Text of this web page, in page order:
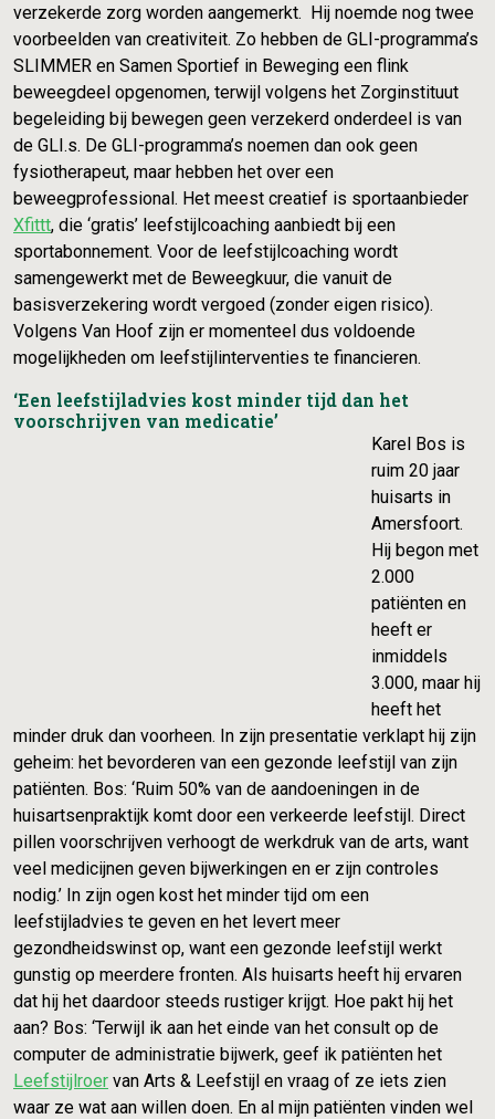
verzekerde zorg worden aangemerkt. Hij noemde nog twee
voorbeelden van creativiteit. Zo hebben de GLI-programma’s
SLIMMER en Samen Sportief in Beweging een flink
beweegdeel opgenomen, terwijl volgens het Zorginstituut
begeleiding bij bewegen geen verzekerd onderdeel is van
de GLI.s. De GLI-programma’s noemen dan ook geen
fysiotherapeut, maar hebben het over een
beweegprofessional. Het meest creatief is sportaanbieder
Xfittt, die ‘gratis’ leefstijlcoaching aanbiedt bij een
sportabonnement. Voor de leefstijlcoaching wordt
samengewerkt met de Beweegkuur, die vanuit de
basisverzekering wordt vergoed (zonder eigen risico).
Volgens Van Hoof zijn er momenteel dus voldoende
mogelijkheden om leefstijlinterventies te financieren.
‘Een leefstijladvies kost minder tijd dan het
voorschrijven van medicatie’
Karel Bos is
ruim 20 jaar
huisarts in
Amersfoort.
Hij begon met
2.000
patiënten en
heeft er
inmiddels
3.000, maar hij
heeft het
minder druk dan voorheen. In zijn presentatie verklapt hij zijn
geheim: het bevorderen van een gezonde leefstijl van zijn
patiënten. Bos: ‘Ruim 50% van de aandoeningen in de
huisartsenpraktijk komt door een verkeerde leefstijl. Direct
pillen voorschrijven verhoogt de werkdruk van de arts, want
veel medicijnen geven bijwerkingen en er zijn controles
nodig.’ In zijn ogen kost het minder tijd om een
leefstijladvies te geven en het levert meer
gezondheidswinst op, want een gezonde leefstijl werkt
gunstig op meerdere fronten. Als huisarts heeft hij ervaren
dat hij het daardoor steeds rustiger krijgt. Hoe pakt hij het
aan? Bos: ‘Terwijl ik aan het einde van het consult op de
computer de administratie bijwerk, geef ik patiënten het
Leefstijlroer van Arts & Leefstijl en vraag of ze iets zien
waar ze wat aan willen doen. En al mijn patiënten vinden wel